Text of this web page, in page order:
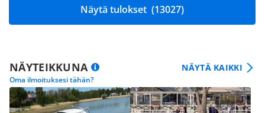
Näytä tulokset (13027)
NÄYTEIKKUNA
Oma ilmoituksesi tähän?
NÄYTÄ KAIKKI